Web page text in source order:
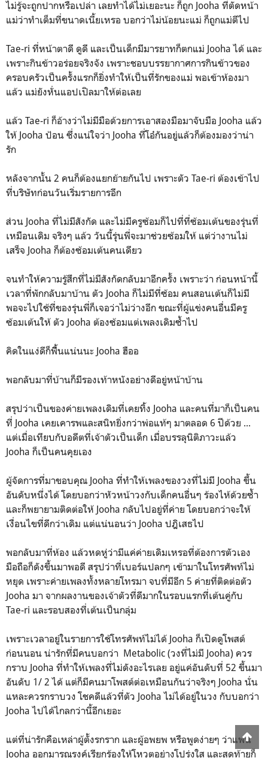
ไม่รู้จะถูกปากหรือเปล่า เลยทำได้ไม่เยอะนะ ก็ถูก Jooha ที่ตัดหน้า
แม่ว่าทำเต็มที่ขนาดเนี้ยเหรอ บอกว่าไม่น้อยนะแม่ ก็ถูกแม่ตีไป
Tae-ri ที่หน้าตาดี ดูดี และเป็นเด็กมีมารยาทก็ตกแม่ Jooha ได้ และ
เพราะกินข้าวอร่อยจริงจัง เพราะชอบบรรยากาศการกินข้าวของ
ครอบครัวเป็นครั้งแรกก็ยิ่งทำให้เป็นที่รักของแม่ พอเข้าห้องมา
แล้ว แม่ยังหั่นแอปเปิลมาให้ต่อเลย
แล้ว Tae-ri ก็อ้างว่าไม่มีมือด้วยการเอาสองมือมาจับมือ Jooha แล้ว
ให้ Jooha ป้อน ซึ่งแน่ใจว่า Jooha ที่โอ๋กันอยู่แล้วก็ต้องมองว่าน่า
รัก
หลังจากนั้น 2 คนก็ต้องแยกย้ายกันไป เพราะตัว Tae-ri ต้องเข้าไป
ที่บริษัทก่อนวันเริ่มรายการอีก
ส่วน Jooha ที่ไม่มีสังกัด และไม่มีครูซ้อมก็ไปที่ที่ซ้อมเต้นของรุ่นที่
เหมือนเดิม จริงๆ แล้ว วันนี้รุ่นพี่จะมาช่วยซ้อมให้ แต่ว่างานไม่
เสร็จ Jooha ก็ต้องซ้อมเต้นคนเดียว
จนทำให้ความรู้สึกที่ไม่มีสังกัดกลับมาอีกครั้ง เพราะว่า ก่อนหน้านี้
เวลาที่พักกลับมาบ้าน ตัว Jooha ก็ไม่มีที่ซ้อม คนสอนเต้นก็ไม่มี
พอจะไปใช้ที่ของรุ่นพี่ก็เจอว่าไม่ว่างอีก ขณะที่ผู้แข่งคนอื่นมีครู
ซ้อมเต้นให้ ตัว Jooha ต้องซ้อมแต่เพลงเดิมซ้ำไป
คิดในแง่ดีก็พิื้นแน่นนะ Jooha ฮืออ
พอกลับมาที่บ้านก็มีรองเท้าหนังอย่างดีอยู่หน้าบ้าน
สรุปว่าเป็นของค่ายเพลงเดิมที่เคยทิ้ง Jooha และคนที่มาก็เป็นคน
ที่ Jooha เคยเคารพและสนิทยิ่งกว่าพ่อแท้ๆ มาตลอด 6 ปีด้วย ...
แต่เมื่อเทียบกับอดีตที่เจ้าตัวเป็นเด็ก เมื่อบรรลุนิติภาวะแล้ว
Jooha ก็เป็นคนคุยเอง
ผู้จัดการที่มาขอบคุณ Jooha ที่ทำให้เพลงของวงที่ไม่มี Jooha ขึ้น
อันดับหนึ่งได้ โดยบอกว่าหัวหน้าวงกับเด็กคนอื่นๆ ร้องไห้ด้วยซ้ำ
และก็พยายามติดต่อให้ Jooha กลับไปอยู่ที่ค่าย โดยบอกว่าจะให้
เงื่อนไขที่ดีกว่าเดิม แต่แน่นอนว่า Jooha ปฎิเสธไป
พอกลับมาที่ห้อง แล้วหดหู่ว่ามีแค่ค่ายเดิมเหรอที่ต้องการตัวเอง
มือถือก็ดังขึ้นมาพอดี สรุปว่าที่เบอร์แปลกๆ เข้ามาในโทรศัพท์ไม่
หยุด เพราะค่ายเพลงทั้งหลายโทรมา จบที่มีอีก 5 ค่ายที่ติดต่อตัว
Jooha มา จากผลงานของเจ้าตัวที่ดีมากในรอบแรกที่เต้นคู่กับ
Tae-ri และรอบสองที่เต้นเป็นกลุ่ม
เพราะเวลาอยู่ในรายการใช้โทรศัพท์ไม่ได้ Jooha ก็เปิดดูโพสต์
ก่อนนอน น่ารักที่มีคนบอกว่า Metabolic (วงที่ไม่มี Jooha) ควร
กราบ Jooha ที่ทำให้เพลงที่ไม่ดังอะไรเลย อยู่แค่อันดับที่ 52 ขึ้นมา
อันดับ 1/ 2 ได้ แต่ก็มีคนมาโพสต์ต่อเหมือนกันว่าจริงๆ Jooha นั่น
แหละควรกราบวง โชคดีแล้วที่ตัว Jooha ไม่ได้อยู่ในวง กับบอกว่า
Jooha ไปได้ไกลกว่านี้อีกเยอะ
แต่ที่น่ารักคือเหล่าผู้ตั้งรกราก และผู้อพยพ หรือพูดง่ายๆ ว่าแฟน
Jooha ออกมารณรงค์เรียกร้องให้โหวตอย่างโปร่งใส และสุดท้ายก็